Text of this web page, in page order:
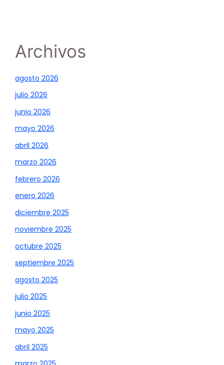
Archivos
agosto 2026
julio 2026
junio 2026
mayo 2026
abril 2026
marzo 2026
febrero 2026
enero 2026
diciembre 2025
noviembre 2025
octubre 2025
septiembre 2025
agosto 2025
julio 2025
junio 2025
mayo 2025
abril 2025